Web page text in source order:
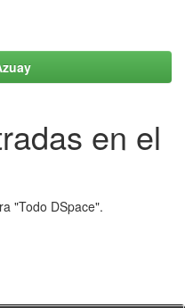
en el
"Todo DSpace".